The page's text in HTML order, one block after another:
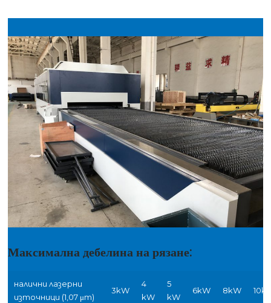
Максимална дебелина на рязане:
налични лазерни
източници (1,07 μm)
3kW
4
kW
5
kW
6kW 8kW